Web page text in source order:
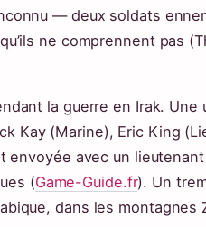
— deux soldats
ne comprennent pas
la guerre en Irak. Une
Kay (Marine), Eric King
envoyée avec un
(Game-Guide.fr). Un
dans les montagnes